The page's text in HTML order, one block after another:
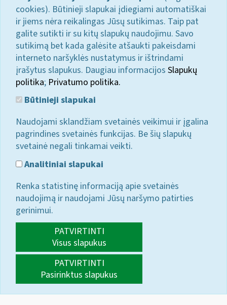
cookies). Būtinieji slapukai įdiegiami automatiškai
ir jiems nėra reikalingas Jūsų sutikimas. Taip pat
galite sutikti ir su kitų slapukų naudojimu. Savo
sutikimą bet kada galėsite atšaukti pakeisdami
interneto naršyklės nustatymus ir ištrindami
įrašytus slapukus. Daugiau informacijos Slapukų
politika; Privatumo politika.
Būtinieji slapukai
Naudojami sklandžiam svetainės veikimui ir įgalina
pagrindines svetainės funkcijas. Be šių slapukų
svetainė negali tinkamai veikti.
Analitiniai slapukai
Renka statistinę informaciją apie svetainės
naudojimą ir naudojami Jūsų naršymo patirties
gerinimui.
PATVIRTINTI
Visus slapukus
PATVIRTINTI
Pasirinktus slapukus